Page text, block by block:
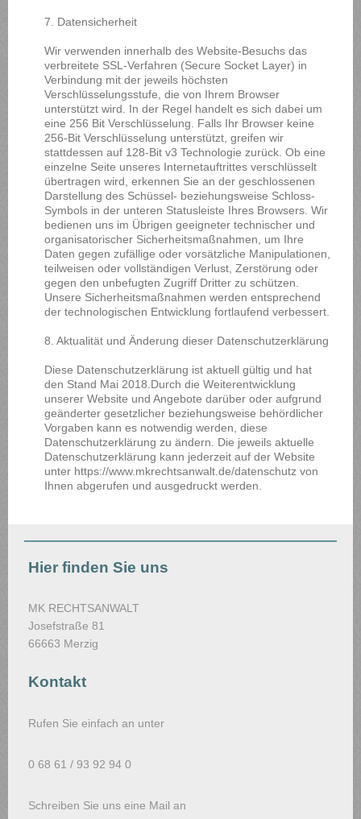
7. Datensicherheit
Wir verwenden innerhalb des Website-Besuchs das
verbreitete SSL-Verfahren (Secure Socket Layer) in
Verbindung mit der jeweils höchsten
Verschlüsselungsstufe, die von Ihrem Browser
unterstützt wird. In der Regel handelt es sich dabei um
eine 256 Bit Verschlüsselung. Falls Ihr Browser keine
256-Bit Verschlüsselung unterstützt, greifen wir
stattdessen auf 128-Bit v3 Technologie zurück. Ob eine
einzelne Seite unseres Internetauftrittes verschlüsselt
übertragen wird, erkennen Sie an der geschlossenen
Darstellung des Schüssel- beziehungsweise Schloss-
Symbols in der unteren Statusleiste Ihres Browsers. Wir
bedienen uns im Übrigen geeigneter technischer und
organisatorischer Sicherheitsmaßnahmen, um Ihre
Daten gegen zufällige oder vorsätzliche Manipulationen,
teilweisen oder vollständigen Verlust, Zerstörung oder
gegen den unbefugten Zugriff Dritter zu schützen.
Unsere Sicherheitsmaßnahmen werden entsprechend
der technologischen Entwicklung fortlaufend verbessert.
8. Aktualität und Änderung dieser Datenschutzerklärung
Diese Datenschutzerklärung ist aktuell gültig und hat
den Stand Mai 2018.Durch die Weiterentwicklung
unserer Website und Angebote darüber oder aufgrund
geänderter gesetzlicher beziehungsweise behördlicher
Vorgaben kann es notwendig werden, diese
Datenschutzerklärung zu ändern. Die jeweils aktuelle
Datenschutzerklärung kann jederzeit auf der Website
unter https://www.mkrechtsanwalt.de/datenschutz von
Ihnen abgerufen und ausgedruckt werden.
Hier finden Sie uns
MK RECHTSANWALT
Josefstraße 81
66663 Merzig
Kontakt
Rufen Sie einfach an unter
0 68 61 / 93 92 94 0
Schreiben Sie uns eine Mail an